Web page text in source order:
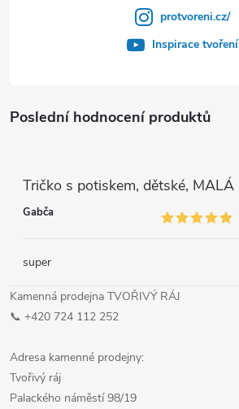
Poslední hodnocení produktů
Gabča
super
Kamenná prodejna TVOŘIVÝ RÁJ
📞 +420 724 112 252
Adresa kamenné prodejny:
Tvořivý ráj
Palackého náměstí 98/19
protvoreni.cz/
Inspirace tvoření